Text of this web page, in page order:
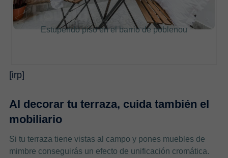
Estupendo piso en el barrio de poblenou
[irp]
Al decorar tu terraza, cuida también el
mobiliario
Si tu terraza tiene vistas al campo y pones muebles de
mimbre conseguirás un efecto de unificación cromática.